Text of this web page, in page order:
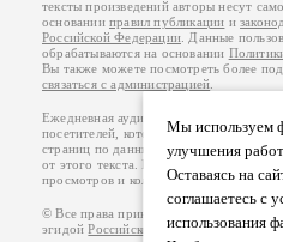
Мы используем
улучшения
Оставаясь на
соглашаетесь с
использования
тексты произведений авторы несут
основанииправил публикации и
Российской Федерации . Данные
обрабатываются на основании
Вы также можете посмотреть более
связаться с администрацией
Ежедневная аудитория портала
посетителей, которые в общей сумме
страниц по данным счетчика
от этого текста. В каждой графе
просмотров и количество посетителей.
© Все права принадлежат авторам,
эгидойРоссийского союза писателей.